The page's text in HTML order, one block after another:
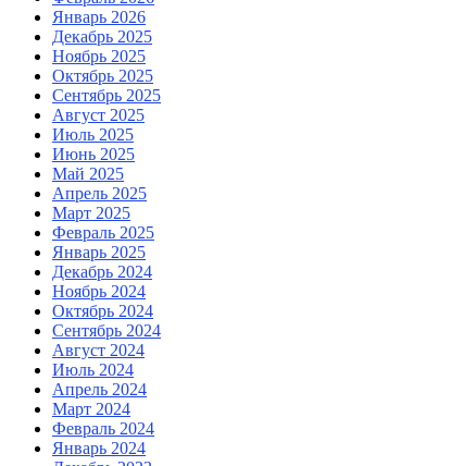
Январь 2026
Декабрь 2025
Ноябрь 2025
Октябрь 2025
Сентябрь 2025
Август 2025
Июль 2025
Июнь 2025
Май 2025
Апрель 2025
Март 2025
Февраль 2025
Январь 2025
Декабрь 2024
Ноябрь 2024
Октябрь 2024
Сентябрь 2024
Август 2024
Июль 2024
Апрель 2024
Март 2024
Февраль 2024
Январь 2024